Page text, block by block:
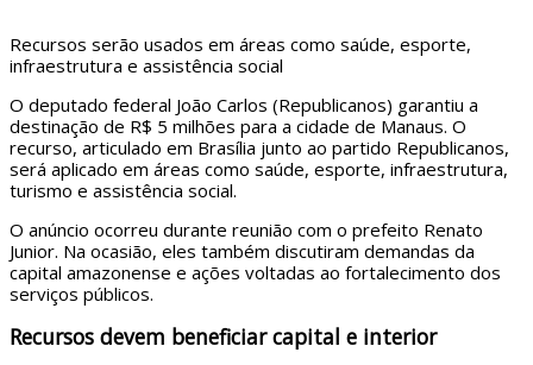
Recursos serão usados em áreas como saúde, esporte,
infraestrutura e assistência social
O deputado federal João Carlos (Republicanos) garantiu a
destinação de R$ 5 milhões para a cidade de Manaus. O
recurso, articulado em Brasília junto ao partido Republicanos,
será aplicado em áreas como saúde, esporte, infraestrutura,
turismo e assistência social.
O anúncio ocorreu durante reunião com o prefeito Renato
Junior. Na ocasião, eles também discutiram demandas da
capital amazonense e ações voltadas ao fortalecimento dos
serviços públicos.
Recursos devem beneficiar capital e interior